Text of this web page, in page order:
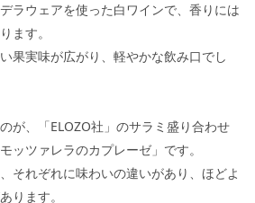
ラウェアを使った白ワインで、香りには
ます。
果実味が広がり、軽やかな飲み口でし
が、「ELOZO社」のサラミ盛り合わせ
ッツァレラのカプレーゼ」です。
それぞれに味わいの違いがあり、ほどよ
ります。